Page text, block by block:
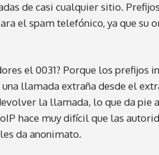
de casi cualquier sitio.
el spam telefónico, ya que su
el 0031? Porque los prefijos
llamada extraña desde el
la llamada, lo que da pie
hace muy difícil que las
da anonimato.